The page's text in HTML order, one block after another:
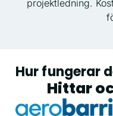
projektledning.
Hur fungerar
Hittar